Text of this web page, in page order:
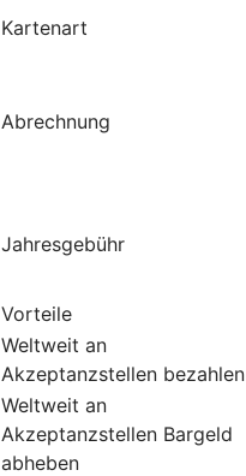
Kartenart
Abrechnung
Jahresgebühr
Vorteile
Weltweit an
Akzeptanzstellen bezahlen
Weltweit an
Akzeptanzstellen Bargeld
abheben